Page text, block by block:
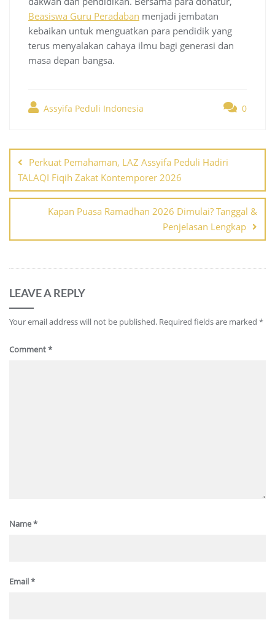
Beasiswa Guru Peradaban menjadi jembatan
kebaikan untuk menguatkan para pendidik yang
terus menyalakan cahaya ilmu bagi generasi dan
masa depan bangsa.
Assyifa Peduli Indonesia 0
navigation
Perkuat Pemahaman, LAZ Assyifa Peduli Hadiri
TALAQI Fiqih Zakat Kontemporer 2026
Kapan Puasa Ramadhan 2026 Dimulai? Tanggal &
Penjelasan Lengkap
LEAVE A REPLY
Your email address will not be published. Required fields are marked *
Comment*
Name*
Email*